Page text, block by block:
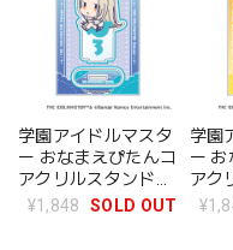
学園アイドルマスタ
ー おなまえぴたんコ
アクリルスタンド
I：篠澤 広
¥1,848 SOLD OUT
学園
ー お
アク
J：